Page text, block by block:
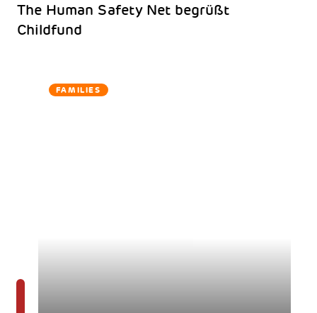
The Human Safety Net begrüßt
Childfund
FAMILIES